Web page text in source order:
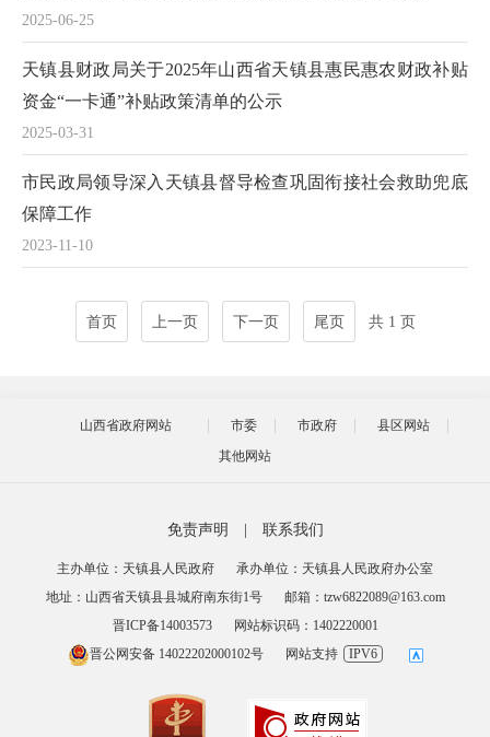
2025-06-25
2025-03-31
天镇县财政局关于2025年山西省天镇县惠民惠农财政补贴
资金“一卡通”补贴政策清单的公示
2023-11-10
市民政局领导深入天镇县督导检查巩固衔接社会救助兜底
保障工作
首页 上一页 下一页 尾页 共 1 页
山西省政府网站 市委 市政府
县区网站
其他网站
免责声明 联系我们
主办单位：天镇县人民政府
承办单位：天镇县人民政府办公室
地址：山西省天镇县县城府南东街1号
邮箱：tzw6822089@163.com
晋ICP备14003573
网站标识码：1402220001
晋公网安备 14022202000102号
网站支持 IPV6